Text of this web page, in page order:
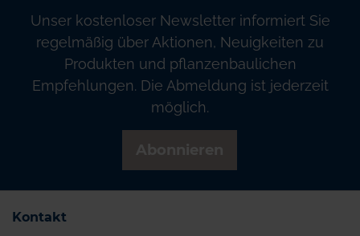
Unser kostenloser Newsletter informiert Sie
regelmäßig über Aktionen, Neuigkeiten zu
Produkten und pflanzenbaulichen
Empfehlungen. Die Abmeldung ist jederzeit
möglich.
Kontakt